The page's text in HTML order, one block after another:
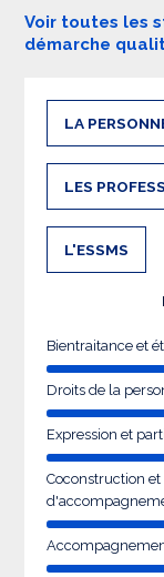
Voir toutes les
démarche
LA
LES
L'ESSMS
Bientraitance et
Droits de la
Expression et
Coconstruction